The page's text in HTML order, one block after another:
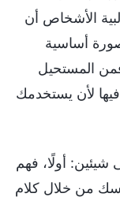
الأشخاص أن
أساسية
المستحيل
لأن يستخدمك
شيئين: أولًا، فهم
من خلال كلام